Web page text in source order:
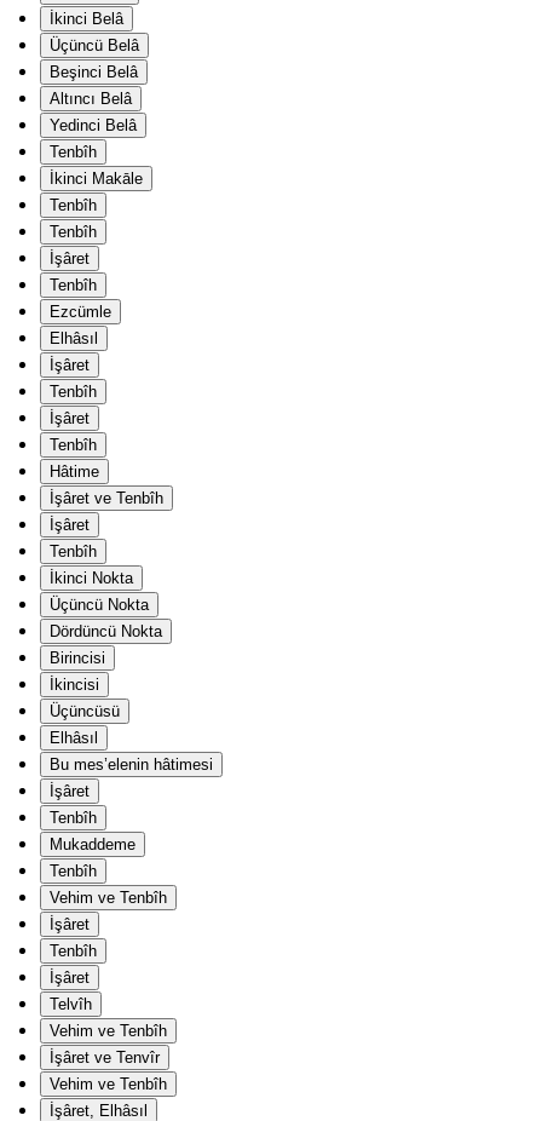
İkinci Belâ
Üçüncü Belâ
Beşinci Belâ
Altıncı Belâ
Yedinci Belâ
Tenbîh
İkinci Makāle
Tenbîh
Tenbîh
İşâret
Tenbîh
Ezcümle
Elhâsıl
İşâret
Tenbîh
İşâret
Tenbîh
Hâtime
İşâret ve Tenbîh
İşâret
Tenbîh
İkinci Nokta
Üçüncü Nokta
Dördüncü Nokta
Birincisi
İkincisi
Üçüncüsü
Elhâsıl
Bu mes’elenin hâtimesi
İşâret
Tenbîh
Mukaddeme
Tenbîh
Vehim ve Tenbîh
İşâret
Tenbîh
İşâret
Telvîh
Vehim ve Tenbîh
İşâret ve Tenvîr
Vehim ve Tenbîh
İşâret, Elhâsıl